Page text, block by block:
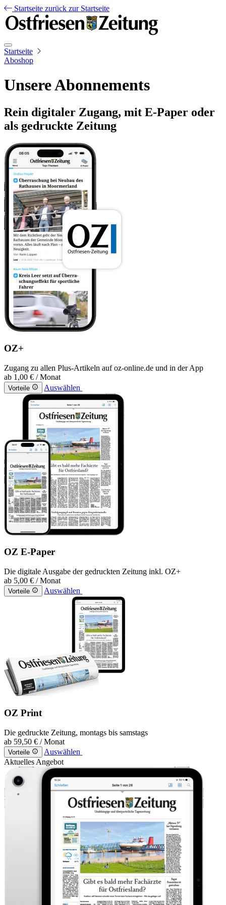
Startseite zurück zur Startseite
Startseite
Aboshop
Unsere Abonnements
Rein digitaler Zugang, mit E-Paper oder
als gedruckte Zeitung
OZ+
Zugang zu allen Plus-Artikeln auf oz-online.de und in der App
ab 1,00 € / Monat
Vorteile Auswählen
OZ E-Paper
Die digitale Ausgabe der gedruckten Zeitung inkl. OZ+
ab 5,00 € / Monat
Vorteile Auswählen
OZ Print
Die gedruckte Zeitung, montags bis samstags
ab 59,50 € / Monat
Vorteile
Auswählen
Aktuelles Angebot